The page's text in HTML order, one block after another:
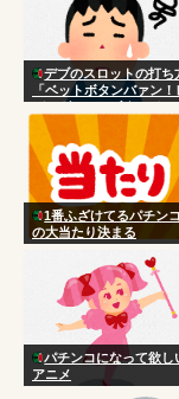
デブのスロットの打ち
「ベットボタンバァン！
バーガァン！ボタンベシ
ベシッベシッ！」
1番ふざけてるパチンコ
の大当たり決まる
パチンコになって欲し
アニメ